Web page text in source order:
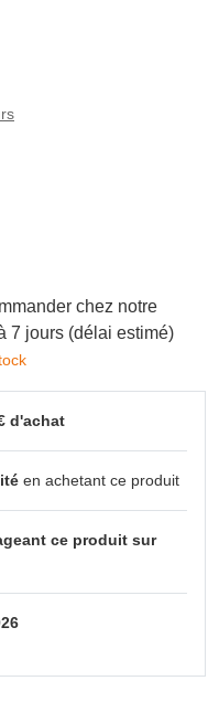
chez notre
7 jours (délai estimé)
d'achat
en achetant ce produit
ce produit sur